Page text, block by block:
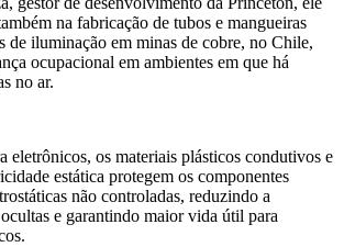
na fabricação de tubos e mangueiras
de iluminação em minas de cobre, no Chile,
ocupacional em ambientes em que há
no ar.
eletrônicos, os materiais plásticos condutivos e
estática protegem os componentes
não controladas, reduzindo a
e garantindo maior vida útil para